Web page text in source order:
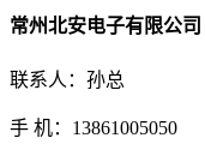
常州北安电子有限公司
联系人：孙总
手 机：13861005050